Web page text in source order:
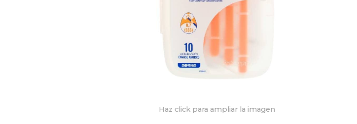
Haz click para ampliar la imagen